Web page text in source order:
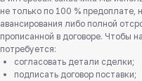
не только по 100 % предоплате,
авансирования либо полной
прописанной в договоре. Чтобы
потребуется:
согласовать детали сделки;
подписать договор поставки;